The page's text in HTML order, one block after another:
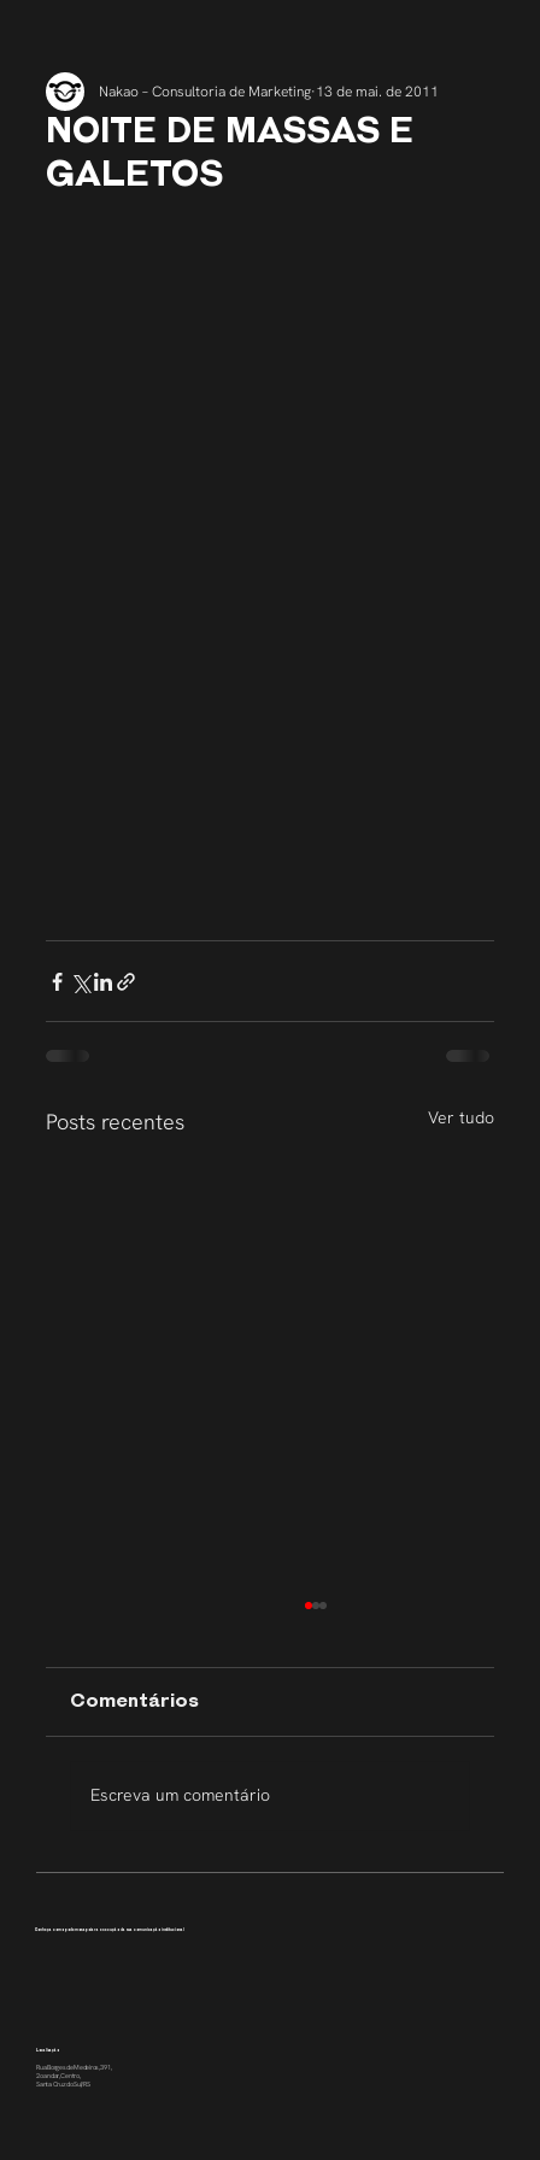
NOITE DE MASSAS E
GALETOS
Nakao – Consultoria de Marketing 13 de mai. de 2011
Posts recentes Ver tudo
Comentários
Escreva um comentário
Conheça como podemos apoiar a execução da sua comunicação institucional
Localização
Rua Borges de Medeiros, 391,
2o andar, Centro,
Santa Cruz do Sul/RS